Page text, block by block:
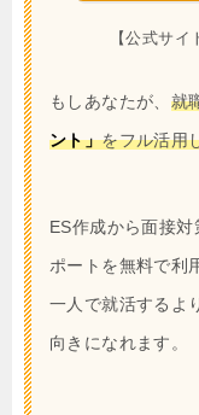
【公式サイ
もしあなたが、 就
ント」をフル活用
ES作成から面接
ポートを無料で利
一人で就活するよ
向きになれます。